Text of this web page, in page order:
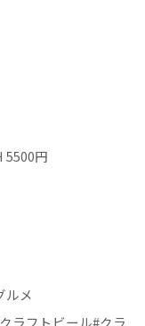
円
ルメ
ラフトビール#クラ